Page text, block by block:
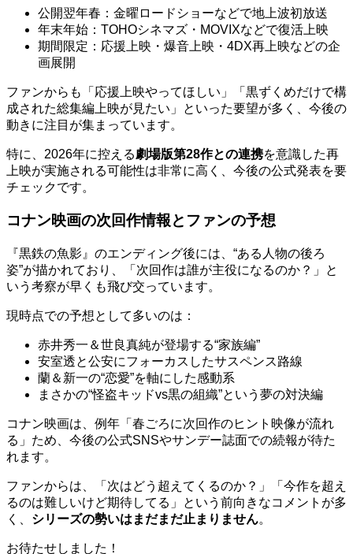
公開翌年春：金曜ロードショーなどで地上波初放送
年末年始：TOHOシネマズ・MOVIXなどで復活上映
期間限定：応援上映・爆音上映・4DX再上映などの企
画展開
ファンからも「応援上映やってほしい」「黒ずくめだけで構
成された総集編上映が見たい」といった要望が多く、今後の
動きに注目が集まっています。
特に、2026年に控える劇場版第28作との連携を意識した再
上映が実施される可能性は非常に高く、今後の公式発表を要
チェックです。
コナン映画の次回作情報とファンの予想
『黒鉄の魚影』のエンディング後には、“ある人物の後ろ
姿”が描かれており、「次回作は誰が主役になるのか？」と
いう考察が早くも飛び交っています。
現時点での予想として多いのは：
赤井秀一＆世良真純が登場する“家族編”
安室透と公安にフォーカスしたサスペンス路線
蘭＆新一の“恋愛”を軸にした感動系
まさかの“怪盗キッドvs黒の組織”という夢の対決編
コナン映画は、例年「春ごろに次回作のヒント映像が流れ
る」ため、今後の公式SNSやサンデー誌面での続報が待た
れます。
ファンからは、「次はどう超えてくるのか？」「今作を超え
るのは難しいけど期待してる」という前向きなコメントが多
く、 シリーズの勢いはまだまだ止まりません。
お待たせしました！